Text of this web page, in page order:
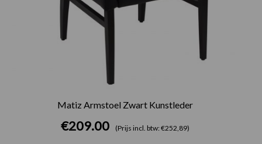
Matiz Armstoel Zwart Kunstleder
€209.00 (Prijs incl. btw: €252,89)